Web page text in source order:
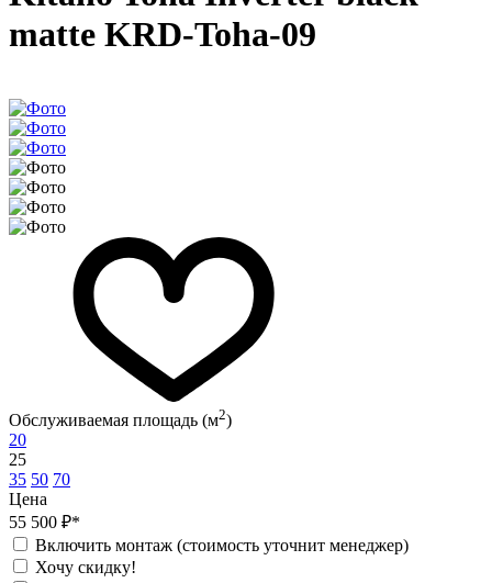
matte KRD-Toha-09
Обслуживаемая площадь (м2)
20
25
35 50 70
Цена
55 500 ₽*
Включить монтаж (стоимость уточнит менеджер)
Хочу скидку!